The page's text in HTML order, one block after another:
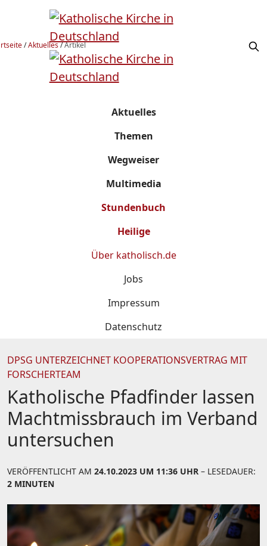
/Aktuelles/Artikel
Aktuelles
Themen
Wegweiser
Multimedia
Stundenbuch
Heilige
Über katholisch.de
Jobs
Impressum
Datenschutz
DPSG UNTERZEICHNET KOOPERATIONSVERTRAG MIT
FORSCHERTEAM
Katholische Pfadfinder lassen
Machtmissbrauch im Verband
untersuchen
VERÖFFENTLICHT AM 24.10.2023 UM 11:36 UHR – LESEDAUER:
2 MINUTEN